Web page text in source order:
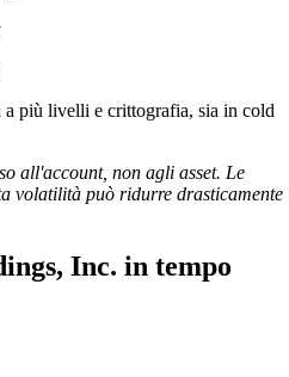
più livelli e crittografia, sia in cold
all'account, non agli asset. Le
volatilità può ridurre drasticamente
Inc. in tempo